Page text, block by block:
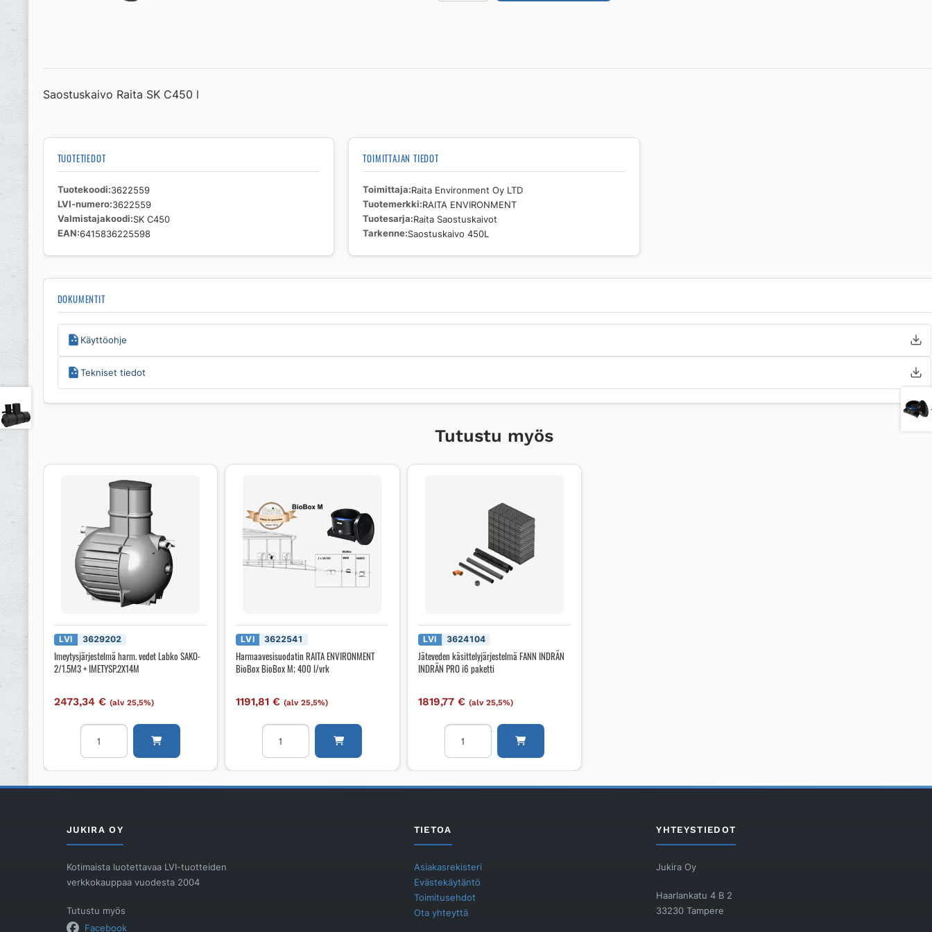
ENVIRONMENT
Saostuskaivo Raita SK C450 l
TUOTETIEDOT
Tuotekoodi 3622559
LVI-numero 3622559
Valmistajakoodi SK C450
EAN 6415836225598
TOIMITTAJAN TIEDOT
Toimittaja Raita Environment Oy LTD
Tuotemerkki RAITA ENVIRONMENT
Tuotesarja Raita Saostuskaivot
Tarkenne Saostuskaivo 450L
DOKUMENTIT
Käyttöohje
Tekniset tiedot
Tutustu myös
LVI 3629202
Imeytysjärjestelmä harm. vedet Labko SAKO-
2/1.5M3 + IMETYSP.2X14M
2473,34€ (alv 25,5%)
Imeytysjärjestelmä
harm.
vedet
SAKO-
LVI 3622541
Harmaavesisuodatin RAITA ENVIRONMENT
BioBox BioBox M; 400 l/vrk
1191,81€ (alv 25,5%)
Harmaavesisuodatin
RAITA
ENVIRONMENT
BioBox
LVI 3624104
Jäteveden käsittelyjärjestelmä FANN INDRÄN
INDRÄN PRO i6 paketti
1819,77 € (alv 25,5%)
Jäteveden
käsittelyjärjestelmä
FANN
INDRÄN
JUKIRA OY
Kotimaista luotettavaa LVI-tuotteiden
verkkokauppaa vuodesta 2004
Tutustu myös
Facebook
TIETOA
Asiakasrekisteri
Evästekäytäntö
Toimitusehdot
Ota yhteyttä
YHTEYSTIEDOT
Jukira Oy
Haarlankatu 4 B 2
33230 Tampere